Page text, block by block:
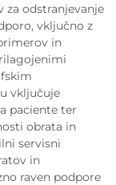
za odstranjevanje
vključno z
in
vključuje
paciente ter
obrata in
servisni
in
raven podpore